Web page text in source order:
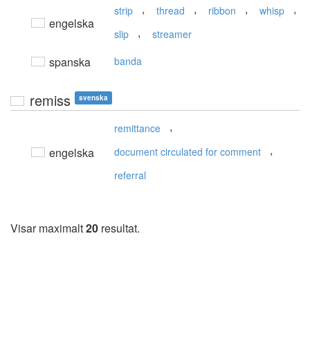
engelska
strip , thread , ribbon , whisp ,
slip , streamer
spanska banda
remiss svenska
engelska
remittance ,
document circulated for comment ,
referral
Visar maximalt20 resultat.